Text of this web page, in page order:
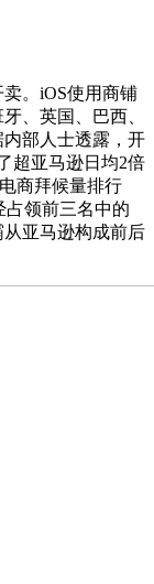
。iOS使用商铺
、英国、巴西、
部人士透露，开
超亚马逊日均2倍
商拜候量排行
占领前三名中的
亚马逊构成前后